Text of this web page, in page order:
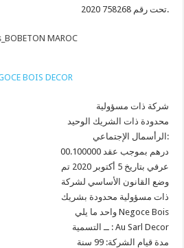
2020 تحت رقم 758268.
MAROC
BOIS DECOR
شركة ذات مسؤولية
محدودة ذات الشريك الوحيد
الرأسمال الإجتماعي:
00.100000 درهم بموجب عقد
عرفي بتاريخ 5 أكتوبر 2020 تم
وضع القانون الأساسي لشركة
ذات مسؤولية محدودة بشريك
واحد ما يلي Negoce Bois
ــ التسمية : Au Sarl Decor
مدة قيام الشركة: 99 سنة